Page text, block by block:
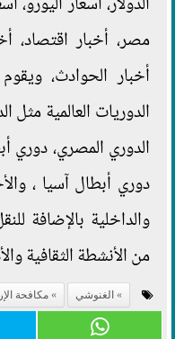
مصر، أخبار اقتصاد،
أخبار الحوادث،
الدوريات العالمية مثل
الدوري المصري، دوري
دوري أبطال آسيا ،
والداخلية بالإضافة
من الأنشطة الثقافية
الغنوشي مكافحة